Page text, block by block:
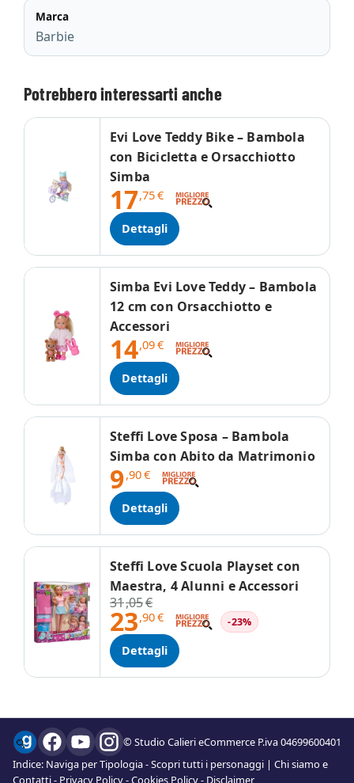
Marca
Barbie
Potrebbero interessarti anche
Evi Love Teddy Bike – Bambola
con Bicicletta e Orsacchiotto
Simba
17,75€
Dettagli
Simba Evi Love Teddy – Bambola
12 cm con Orsacchiotto e
Accessori
14,09€
Dettagli
Steffi Love Sposa – Bambola
Simba con Abito da Matrimonio
9,90€
Dettagli
Steffi Love Scuola Playset con
Maestra, 4 Alunni e Accessori
31,05€
23,90€ -23%
Dettagli
© Studio Calieri eCommerce P.iva 04699600401
Indice: Naviga per Tipologia-Scopri tutti i personaggi | Chi siamo e
Contatti- Privacy Policy-Cookies Policy- Disclaimer